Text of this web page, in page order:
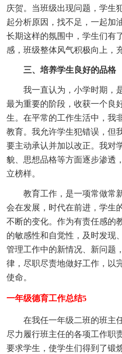
庆贺。当班级出现问题，学生
起分析原因，找不足，一起加
长期这样的氛围中，学生们有
感，班级整体风气积极向上，
三、培养学生良好的品格
我一直认为，小学时期，
最为重要的阶段，收获一个良
生。在平常的工作生活中，我
教育。我允许学生犯错误，但
要主动承认并加以改正。我对
貌、思想品格等方面逐步渗透
立榜样。
教育工作，是一项常做常
会在发展，时代在前进，学生
不断的变化。作为有责任感的
的敏感性和自觉性，及时发现
管理工作中的新情况、新问题
律，尽职尽责地做好工作，以
使命。
一年级德育工作总结5
在我任一年级二班的班主
尽力履行班主任的各项工作职
要求学生，使学生们得到了锻